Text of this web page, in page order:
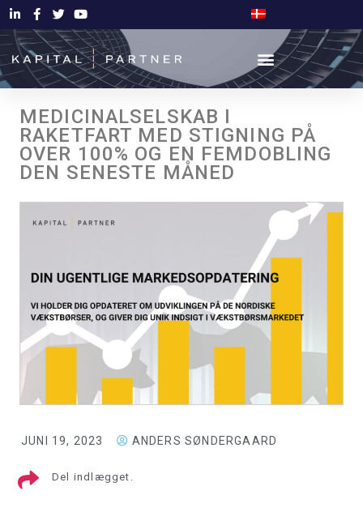
MEDICINALSELSKAB I
RAKETFART MED STIGNING PÅ
OVER 100% OG EN FEMDOBLING
DEN SENESTE MÅNED
JUNI 19, 2023 ANDERS SØNDERGAARD
Del indlægget.